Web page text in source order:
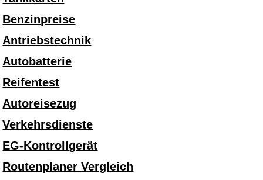
Benzinpreise
Antriebstechnik
Autobatterie
Reifentest
Autoreisezug
Verkehrsdienste
EG-Kontrollgerät
Routenplaner Vergleich